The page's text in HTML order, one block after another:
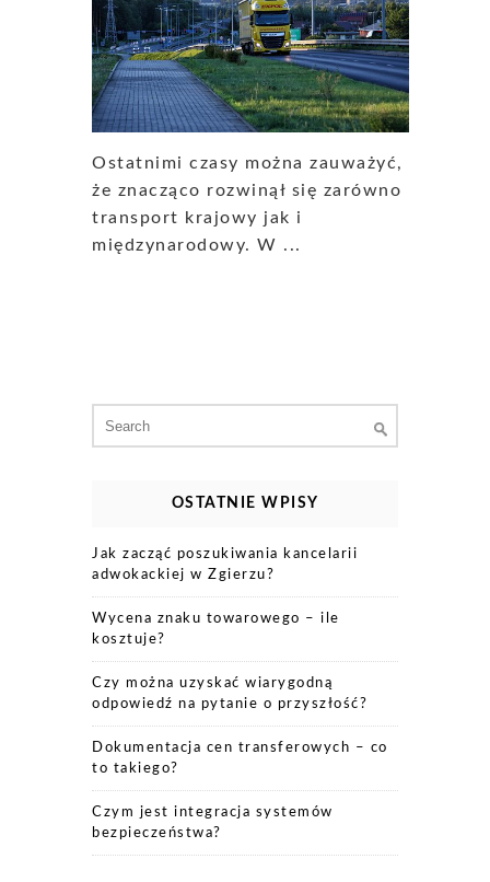
Ostatnimi czasy można zauważyć,
że znacząco rozwinął się zarówno
transport krajowy jak i
międzynarodowy. W ...
for:
OSTATNIE WPISY
Jak zacząć poszukiwania kancelarii
adwokackiej w Zgierzu?
Wycena znaku towarowego – ile
kosztuje?
Czy można uzyskać wiarygodną
odpowiedź na pytanie o przyszłość?
Dokumentacja cen transferowych – co
to takiego?
Czym jest integracja systemów
bezpieczeństwa?